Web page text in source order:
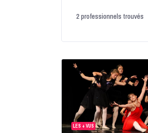
2professionnels trouvés
LES + VUS